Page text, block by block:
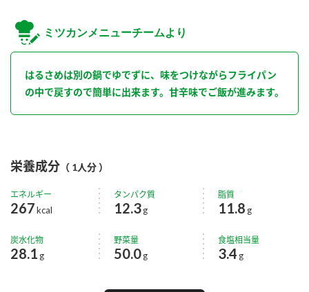
ミツカンメニューチームより
はるさめは別の鍋でゆでずに、味をつけながらフライパン
の中で戻すので簡単に出来ます。甘辛味でご飯が進みます。
栄養成分 （ 1人分 ）
エネルギー
267kcal
タンパク質
12.3g
脂質
11.8 g
炭水化物
28.1 g
野菜量
50.0g
食塩相当量
3.4 g